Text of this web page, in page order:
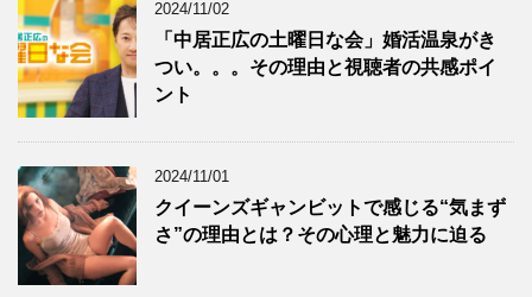
2024/11/02
「中居正広の土曜日な会」婚活温泉がき
つい。。。その理由と視聴者の共感ポイ
ント
2024/11/01
クイーンズギャンビットで感じる“気まず
さ”の理由とは？その心理と魅力に迫る